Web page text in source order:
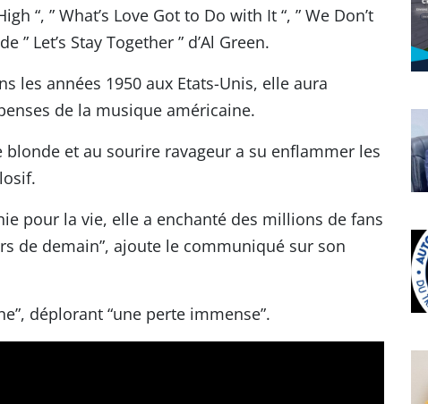
“, ” What’s Love Got to Do with It “, ” We Don’t
Let’s Stay Together ” d’Al Green.
les années 1950 aux Etats-Unis, elle aura
de la musique américaine.
blonde et au sourire ravageur a su enflammer les
pour la vie, elle a enchanté des millions de fans
de demain”, ajoute le communiqué sur son
déplorant “une perte immense”.